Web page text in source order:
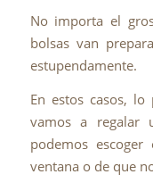
No importa el
bolsas van
estupendamente.
En estos casos,
vamos a regalar
podemos
ventana o de que